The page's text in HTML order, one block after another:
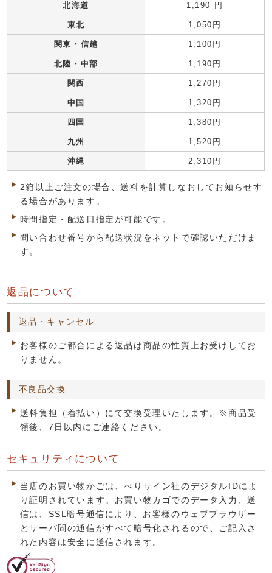
北海道 1,190 円
東北 1,050円
関東・信越 1,100円
北陸・中部 1,190円
関西 1,270円
中国 1,320円
四国 1,380円
九州 1,520円
沖縄 2,310円
2箱以上ご注文の場合、送料を計算しなおしてお知らせす
る場合があります。
時間指定・配送日指定が可能です。
問い合わせ番号から配送状況をネットで確認いただけま
す。
返品について
返品・キャンセル
お客様のご都合による返品は商品の性質上お受けしてお
りません。
不良品交換
送料負担（着払い）にて交換受理いたします。※商品受
領後、7日以内にご連絡ください。
セキュリティについて
当店のお買い物かごは、べりサイン社のデジタルIDによ
り証明されています。お買い物カゴでのデータ入力、送
信は、SSL暗号通信により、お客様のウェブブラウザー
とサーバ間の通信がすべて暗号化されるので、ご記入さ
れた内容は安全に送信されます。